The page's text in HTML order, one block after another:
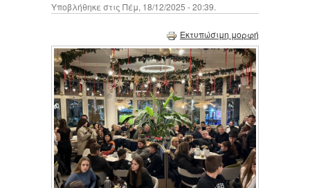
Υποβλήθηκε στις Πέμ, 18/12/2025 - 20:39.
Εκτυπώσιμη μορφή